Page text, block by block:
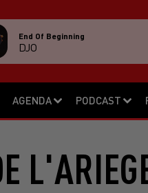
AGENDA PODCAST
End Of Beginning
DJO